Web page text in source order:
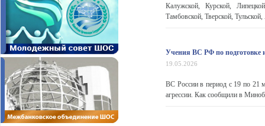
Калужской, Курской,
Тамбовской, Тверской,
Учения ВС РФ по
19.05.2026
ВС России в период с 19 по 21
агрессии. Как сообщили в